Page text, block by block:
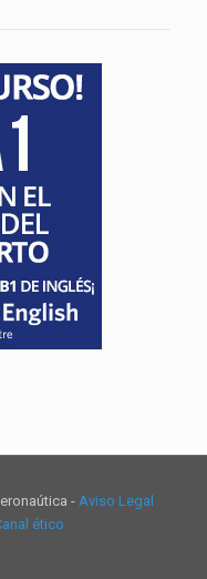
- Aviso Legal
ético